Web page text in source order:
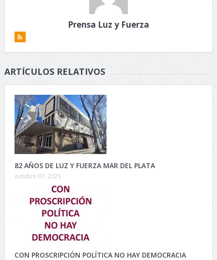
Prensa Luz y Fuerza
ARTÍCULOS RELATIVOS
82 AÑOS DE LUZ Y FUERZA MAR DEL PLATA
octubre 07, 2025
CON PROSCRIPCIÓN POLÍTICA NO HAY DEMOCRACIA